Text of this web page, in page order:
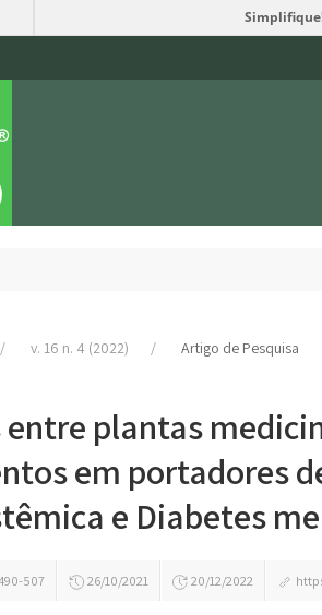
v. 16 n. 4 (2022) Artigo de Pesquisa
entre plantas
em portadores
e Diabetes
507 26/10/2021 20/12/2022